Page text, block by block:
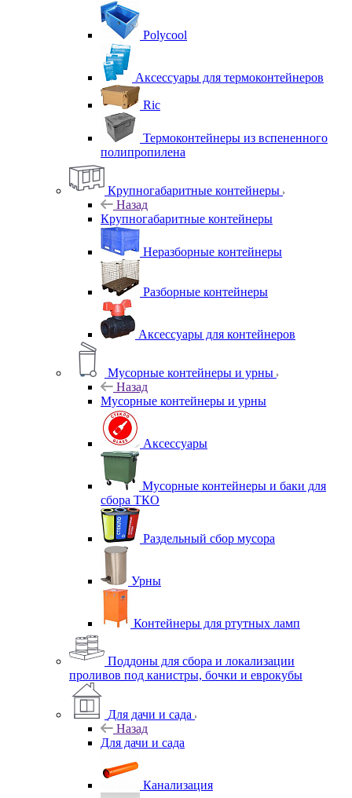
Polycool
Аксессуары для термоконтейнеров
Ric
Термоконтейнеры из вспененного
полипропилена
Крупногабаритные контейнеры
Назад
Крупногабаритные контейнеры
Неразборные контейнеры
Разборные контейнеры
Аксессуары для контейнеров
Мусорные контейнеры и урны
Назад
Мусорные контейнеры и урны
Аксессуары
Мусорные контейнеры и баки для
сбора ТКО
Раздельный сбор мусора
Урны
Контейнеры для ртутных ламп
Поддоны для сбора и локализации
проливов под канистры, бочки и еврокубы
Для дачи и сада
Назад
Для дачи и сада
Канализация